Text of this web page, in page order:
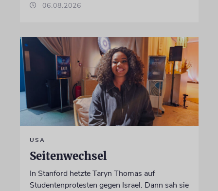
06.08.2026
USA
Seitenwechsel
In Stanford hetzte Taryn Thomas auf
Studentenprotesten gegen Israel. Dann sah sie